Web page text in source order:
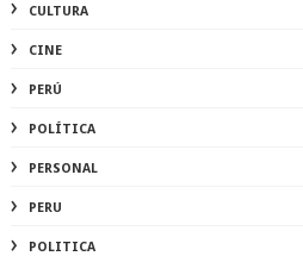
CULTURA
CINE
PERÚ
POLÍTICA
PERSONAL
PERU
POLITICA